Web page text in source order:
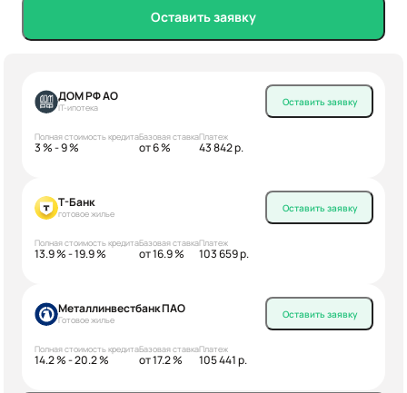
Оставить заявку
ДОМ РФ АО
IT-ипотека
Полная стоимость кредита
3 % - 9 %
Базовая ставка
от 6 %
Платеж
43 842 р.
Оставить заявку
Т-Банк
готовое жилье
Полная стоимость кредита
13.9 % - 19.9 %
Базовая ставка
от 16.9 %
Платеж
103 659 р.
Оставить заявку
Металлинвестбанк ПАО
Готовое жилье
Полная стоимость кредита
14.2 % - 20.2 %
Базовая ставка
от 17.2 %
Платеж
105 441 р.
Оставить заявку